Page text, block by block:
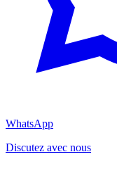
WhatsApp
Discutez avec nous